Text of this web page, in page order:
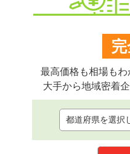
最高価格も相場も
大手から地域密着企